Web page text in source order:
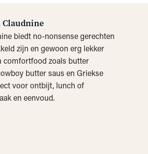
Claudnine
biedt no-nonsense gerechten
zijn en gewoon erg lekker
comfortfood zoals butter
butter saus en Griekse
voor ontbijt, lunch of
en eenvoud.